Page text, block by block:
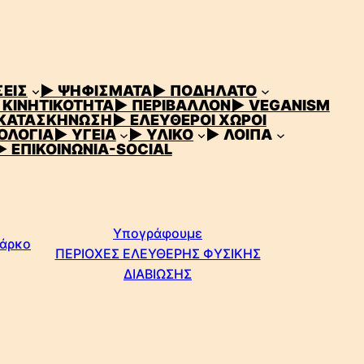
▶ ΨΗΦΙΣΜΑΤΑ▶ ΠΟΔΗΛΑΤΟ
▶ ΠΕΡΙΒΑΛΛΟΝ▶ VEGANISM
▶ ΕΛΕΥΘΕΡΟΙ ΧΩΡΟΙ
▶ ΥΓΕΙΑ ▶ ΥΛΙΚΟ
▶ ΛΟΙΠΑ
ΕΠΙΚΟΙΝΩΝΙΑ-SOCIAL
Υπογράφουμε
ΠΕΡΙΟΧΕΣ ΕΛΕΥΘΕΡΗΣ ΦΥΣΙΚΗΣ
ΔΙΑΒΙΩΣΗΣ